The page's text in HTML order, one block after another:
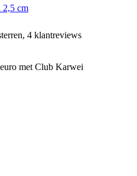
2,5 cm
4 klantreviews
met Club Karwei